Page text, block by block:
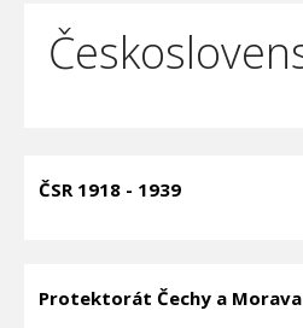
ČSR 1918 - 1939
Protektorát Čechy a Morava